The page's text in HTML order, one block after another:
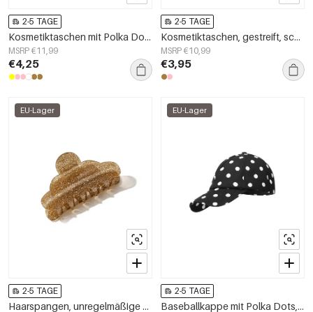
2-5 TAGE
Kosmetiktaschen mit Polka Dots, schlichtes Polyester, Alltagsaccessoires
MSRP €11,99
€4,25
2-5 TAGE
Kosmetiktaschen, gestreift, schlicht, aus Polyester, Alltagsaccessoires
MSRP €10,99
€3,95
EU-Lager
2-5 TAGE
Haarspangen, unregelmäßige Form, Alltags-Imitation aus Acetatfolie, Alltagsaccessoires
EU-Lager
2-5 TAGE
Baseballkappe mit Polka Dots, klassisch, Polyester, Alltagsaccessoire